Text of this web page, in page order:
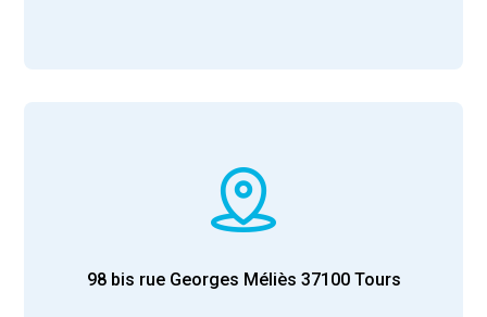
98 bis rue Georges Méliès 37100 Tours